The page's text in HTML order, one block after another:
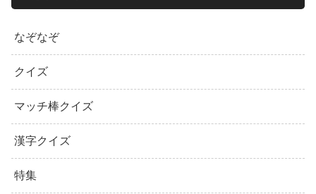
なぞなぞ
クイズ
マッチ棒クイズ
漢字クイズ
特集